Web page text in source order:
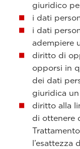
giuridico
i dati
i dati
adempiere
diritto di
opporsi in
dei dati
giuridica
diritto alla
di ottenere
l’esattezza